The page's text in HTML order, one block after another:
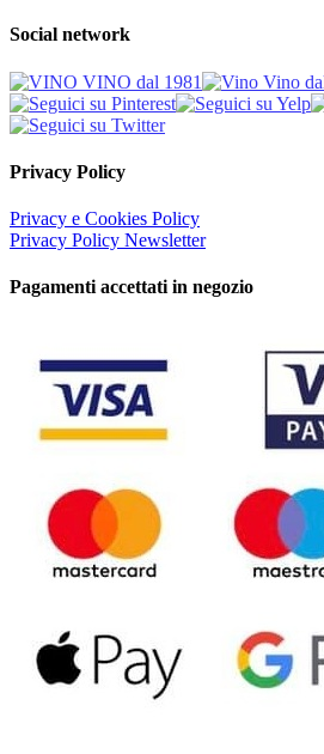
Social network
Privacy Policy
Privacy e Cookies Policy
Privacy Policy Newsletter
Pagamenti accettati in negozio